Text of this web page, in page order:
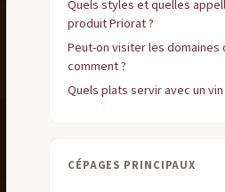
Quels styles et quelles
produit Priorat ?
Peut-on visiter les
comment ?
Quels plats servir avec un
CÉPAGES PRINCIPAUX